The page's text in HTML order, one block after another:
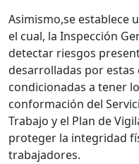
Asimismo,se establece
el cual, la Inspección
detectar riesgos
desarrolladas por estas
condicionadas a tener
conformación del
Trabajo y el Plan de
proteger la integridad
trabajadores.